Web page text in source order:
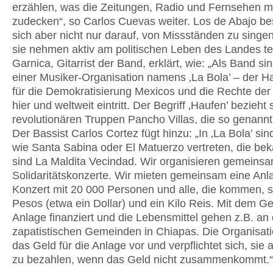
erzählen, was die Zeitungen, Radio und Fernsehen
zudecken“, so Carlos Cuevas weiter. Los de Abajo
sich aber nicht nur darauf, von Missständen zu
sie nehmen aktiv am politischen Leben des Landes
Garnica, Gitarrist der Band, erklärt, wie: „Als Band
einer Musiker-Organisation namens ‚La Bola’ – der
für die Demokratisierung Mexicos und die Rechte
hier und weltweit eintritt. Der Begriff ‚Haufen’ bezieht
revolutionären Truppen Pancho Villas, die so
Der Bassist Carlos Cortez fügt hinzu: „In ‚La Bola’
wie Santa Sabina oder El Matuerzo vertreten, die
sind La Maldita Vecindad. Wir organisieren
Solidaritätskonzerte. Wir mieten gemeinsam eine
Konzert mit 20 000 Personen und alle, die kommen,
Pesos (etwa ein Dollar) und ein Kilo Reis. Mit dem
Anlage finanziert und die Lebensmittel gehen z.B. an
zapatistischen Gemeinden in Chiapas. Die
das Geld für die Anlage vor und verpflichtet sich, sie
zu bezahlen, wenn das Geld nicht zusammenkommt.“